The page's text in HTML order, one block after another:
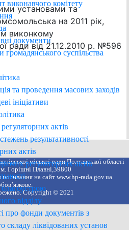
виконавчого комітету
документи
громадянського суспільства
та проведення масових заходів
ініціативи
актів
результативності
актів
регуляторних актів
відділу
про фонди документів з
складу ліквідованих установ
установами та
на 2011 рік,
виконкому
ради від 21.12.2010 р. №596
міської ради Полтавської області
Горішні Плавні,39800
посилання на сайт www.hp-rada.gov.ua
Copyright © 2021